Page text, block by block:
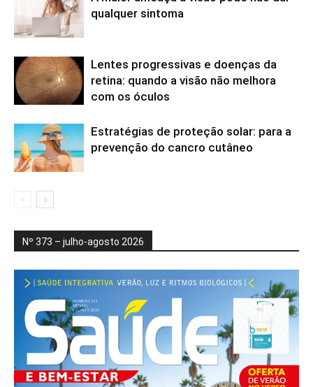
qualquer sintoma
Lentes progressivas e doenças da
retina: quando a visão não melhora
com os óculos
Estratégias de proteção solar: para a
prevenção do cancro cutâneo
Nº 373 – julho-agosto 2026